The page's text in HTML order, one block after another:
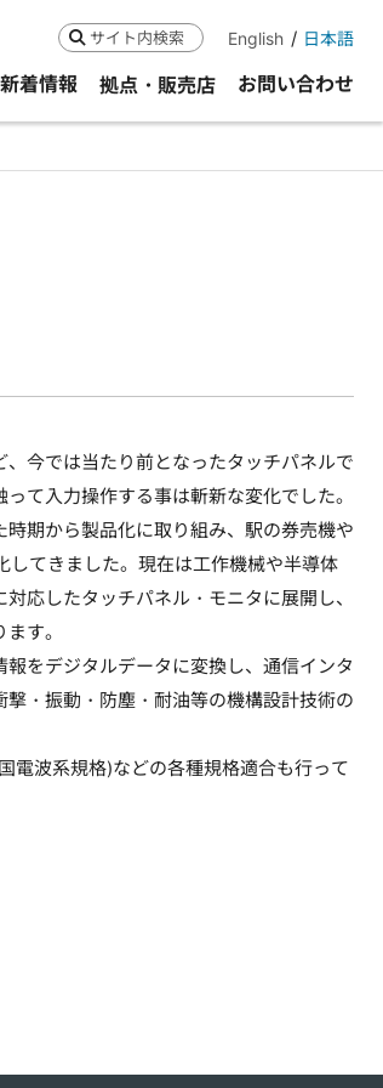
検索 English 日本語
新着情報 拠点・販売店 お問い合わせ
今では当たり前となったタッチパネルで
て入力操作する事は斬新な変化でした。
期から製品化に取り組み、駅の券売機や
てきました。現在は工作機械や半導体
応したタッチパネル・モニタに展開し、
す。
をデジタルデータに変換し、通信インタ
・振動・防塵・耐油等の機構設計技術の
電波系規格)などの各種規格適合も行って